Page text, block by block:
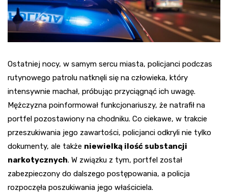
Ostatniej nocy, w samym sercu miasta, policjanci podczas
rutynowego patrolu natknęli się na człowieka, który
intensywnie machał, próbując przyciągnąć ich uwagę.
Mężczyzna poinformował funkcjonariuszy, że natrafił na
portfel pozostawiony na chodniku. Co ciekawe, w trakcie
przeszukiwania jego zawartości, policjanci odkryli nie tylko
dokumenty, ale także niewielką ilość substancji
narkotycznych. W związku z tym, portfel został
zabezpieczony do dalszego postępowania, a policja
rozpoczęła poszukiwania jego właściciela.